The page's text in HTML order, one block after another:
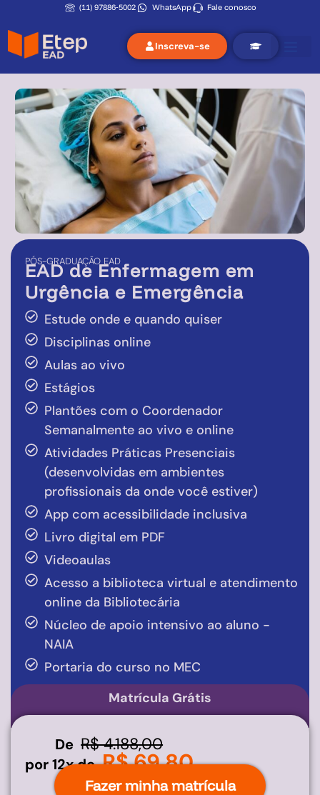
(11) 97886‑5002 WhatsApp Fale conosco
Inscreva-se
PÓS-GRADUAÇÃOEAD
EAD deEnfermagem em
Urgência e Emergência
Estude onde e quando quiser
Disciplinas online
Aulas ao vivo
Estágios
Plantões com o Coordenador
Semanalmente ao vivo e online
Atividades Práticas Presenciais
(desenvolvidas em ambientes
profissionais da onde você estiver)
App com acessibilidade inclusiva
Livro digital em PDF
Videoaulas
Acesso a biblioteca virtual e atendimento
online da Bibliotecária
Núcleo de apoio intensivo ao aluno -
NAIA
Portaria do curso no MEC
Matrícula Grátis
De R$ 4.188,00
por 12x deR$ 69,80
Fazer minha matrícula